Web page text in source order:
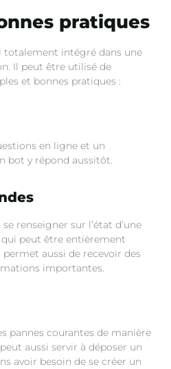
pratiques
totalement intégré dans une
Il peut être utilisé de
et bonnes pratiques :
en ligne et un
bot y répond aussitôt.
renseigner sur l’état d’une
peut être entièrement
aussi de recevoir des
importantes.
pannes courantes de manière
aussi servir à déposer un
avoir besoin de se créer un